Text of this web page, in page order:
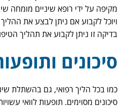
מקיפה על ידי רופא שיניים
ויוכל לקבוע אם ניתן לבצע את
בדיקה זו ניתן לקבוע את תהליך
סיכונים
כמו בכל הליך רפואי, גם בהשתלת
סיכונים מסוימים. תופעות לוואי